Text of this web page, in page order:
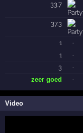
33.7
37.3
1 ·
1
·
3
·
zeer goed
·
Video